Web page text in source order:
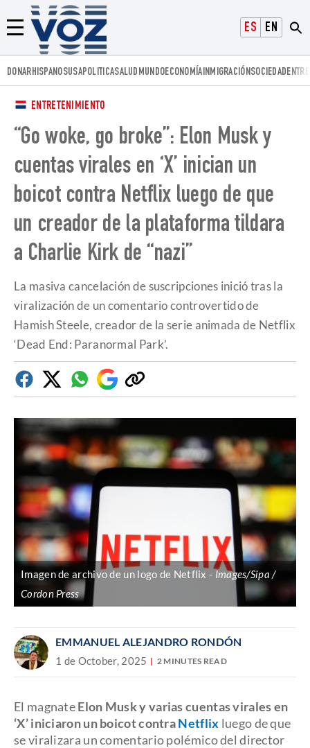
ESPAÑOLENGLISH
Menú
Voz.us
DONARHISPANOSUSAPOLITICASALUD MUNDOECONOMÍAINMIGRACIÓNSOCIEDAD
ENTRETENIMIENTO
“Go woke, go broke”: Elon Musk y
cuentas virales en ‘X’ inician un
boicot contra Netflix luego de que
un creador de la plataforma tildara
a Charlie Kirk de “nazi”
La masiva cancelación de suscripciones inició tras la
viralización de un comentario controvertido de
Hamish Steele, creador de la serie animada de Netflix
‘Dead End: Paranormal Park’.
FacebookTwitterWhatsapp
Google
Discover
Copiar
enlace
Imagen de archivo de un logo de Netflix
Images/Sipa /
Cordon Press
EMMANUEL ALEJANDRO RONDÓN
1 de October, 2025 2 MINUTES READ
El magnateElon Musk y varias cuentas virales en
‘X’ iniciaron un boicot contraNetflix luego de que
se viralizara un comentario polémico del director